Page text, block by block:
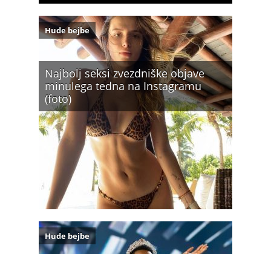
Najbolj seksi zvezdniške objave
minulega tedna na Instagramu
(foto)
Hude bejbe
Hude bejbe